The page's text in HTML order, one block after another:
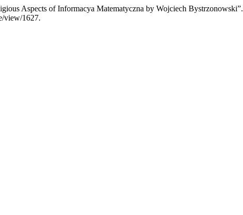
Aspects of Informacya Matematyczna by Wojciech Bystrzonowski”.
view/1627.